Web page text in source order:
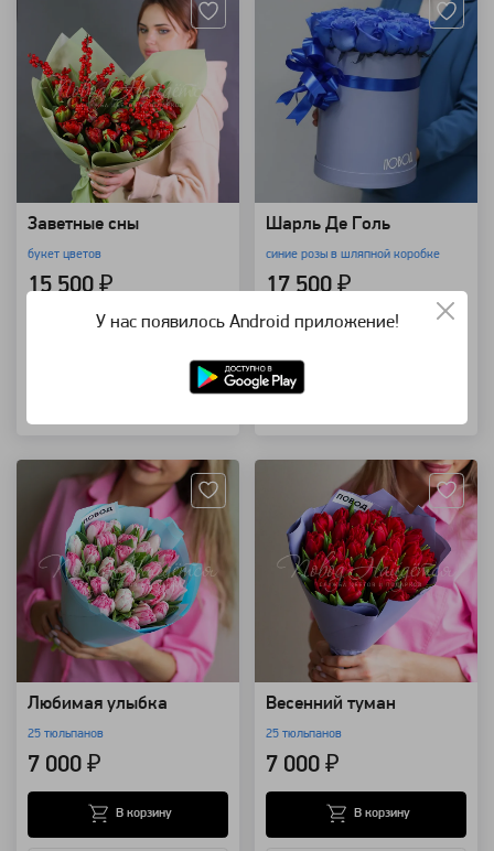
Заветные сны
букет цветов
15 500 ₽
Шарль Де Голь
синие розы в шляпной коробке
17 500 ₽
Любимая улыбка
25 тюльпанов
7 000 ₽
В корзину
Весенний туман
25 тюльпанов
7 000 ₽
В корзину
У нас появилось Android приложение!